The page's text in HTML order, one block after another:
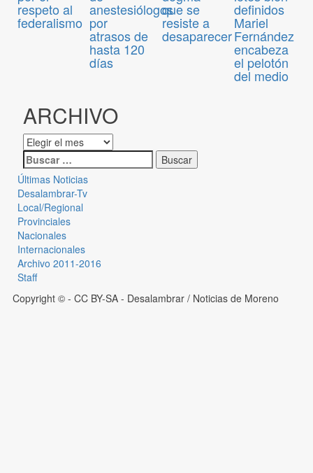
respeto al
federalismo
anestesiólogos
por
atrasos de
hasta 120
días
que se
resiste a
desaparecer
definidos
Mariel
Fernández
encabeza
el pelotón
del medio
ARCHIVO
Últimas Noticias
Desalambrar-Tv
Local/Regional
Provinciales
Nacionales
Internacionales
Archivo 2011-2016
Staff
Copyright © - CC BY-SA - Desalambrar / Noticias de Moreno